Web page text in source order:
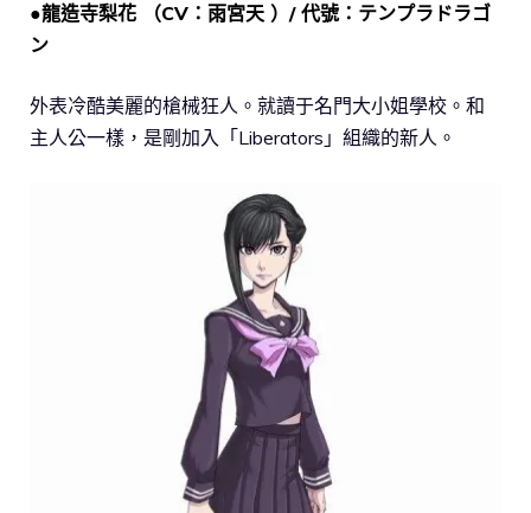
●龍造寺梨花 （CV：雨宮天 ）/ 代號：テンプラドラゴ
ン
外表冷酷美麗的槍械狂人。就讀于名門大小姐學校。和
主人公一樣，是剛加入「Liberators」組織的新人。